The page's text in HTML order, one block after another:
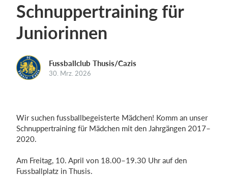
Funktionen
Trainingsplan
Homepage erstellen
Was kostet es?
Schnuppertraining für
Juniorinnen
Fussballclub Thusis/Cazis
30. Mrz. 2026
Wir suchen fussballbegeisterte Mädchen! Komm an unser
Schnuppertraining für Mädchen mit den Jahrgängen 2017–
2020.
Am Freitag, 10. April von 18.00–19.30 Uhr auf den
Fussballplatz in Thusis.